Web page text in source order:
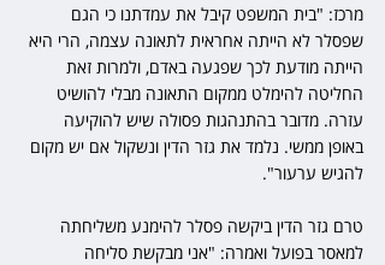
מרכז: "בית המשפט קיבל את עמדתנו כי הגם
שפסלר לא הייתה אחראית לתאונה עצמה, הרי היא
הייתה מודעת לכך שפגעה באדם, ולמרות זאת
החליטה להימלט ממקום התאונה מבלי להושיט
עזרה. מדובר בהתנהגות פסולה שיש להוקיעה
באופן ממשי. נלמד את גזר הדין ונשקול אם יש מקום
להגיש ערעור".
טרם גזר הדין ביקשה פסלר להימנע משליחתה
למאסר בפועל ואמרה: "אני מבקשת סליחה